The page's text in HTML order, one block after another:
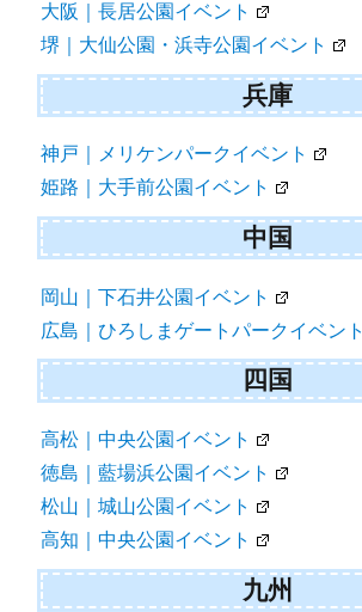
大阪｜長居公園イベント
堺｜大仙公園・浜寺公園イベント
兵庫
神戸｜メリケンパークイベント
姫路｜大手前公園イベント
中国
岡山｜下石井公園イベント
広島｜ひろしまゲートパークイベント
四国
高松｜中央公園イベント
徳島｜藍場浜公園イベント
松山｜城山公園イベント
高知｜中央公園イベント
九州